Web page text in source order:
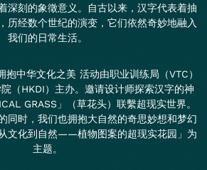
深刻的象徵意义。自古以来，汉字代表着抽
历经数个世纪的演变，它们依然奇妙地融入
我们的日常生活。
抱中华文化之美 活动由职业训练局（VTC）
（HKDI）主办。邀请设计师探索汉字的神
GRASS」（草花头）联繫超现实世界。
同时，我们也拥抱大自然的奇思妙想和梦幻
文化到自然——植物图案的超现实花园」为
主题。